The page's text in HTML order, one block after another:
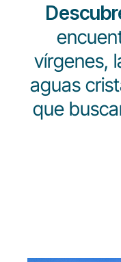
vírgenes,
aguas
que